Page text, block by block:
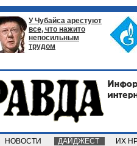
У Чубайса арестуют
все, что нажито
непосильным
трудом
НОВОСТИ ДАЙДЖЕСТ ИХ